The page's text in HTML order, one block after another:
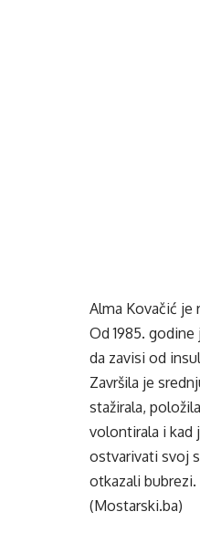
Alma Kovačić je
Od 1985.
da zavisi od
Završila je
stažirala,
volontirala i kad
ostvarivati svoj
otkazali bubrezi.
(Mostarski.ba)